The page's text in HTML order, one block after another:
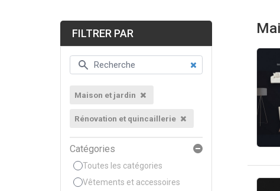
FILTRER PAR
Maison et jardin
Rénovation et quincaillerie
Catégories
Toutes les catégories
Vêtements et accessoires